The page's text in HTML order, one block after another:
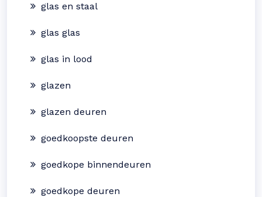
glas en staal
glas glas
glas in lood
glazen
glazen deuren
goedkoopste deuren
goedkope binnendeuren
goedkope deuren